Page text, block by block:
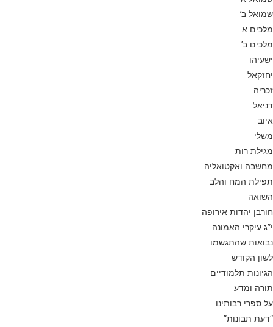
שמואל ב’
מלכים א
מלכים ב’
ישעיהו
יחזקאל
זכריה
דניאל
איוב
משלי
מגילת רות
מחשבה ואקטואליה
תפילת המח והלב
השואה
חורבן יהדות אירופה
י”ג עיקרי האמונה
נבואות שהתגשמו
לשון הקודש
הגיונות תלמודיים
תורה ומדע
על ספרי רבותינו
“דעת תבונות”